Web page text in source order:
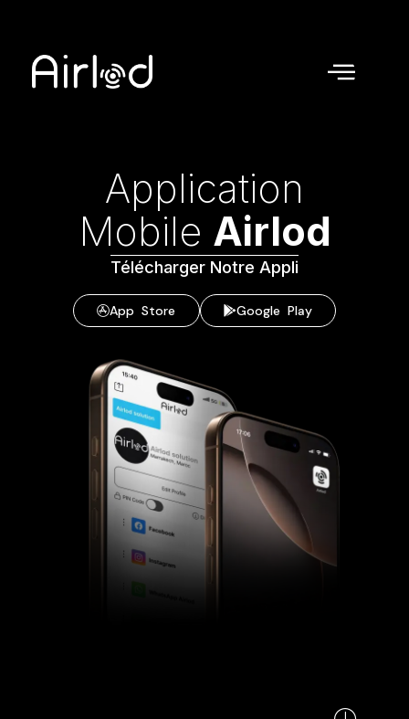
Application
Mobile Airlod
Télécharger Notre Appli
App Store Google Play